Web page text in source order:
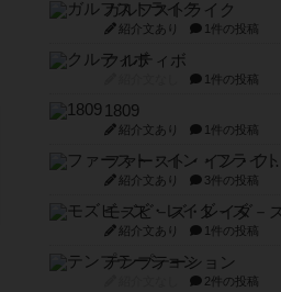
ガルフストライク
紹介文あり 1件の投稿
クルティボ
1件の投稿
1809
紹介文あり 1件の投稿
ファースト・
紹介文あり 3件の投稿
モズビ－ズ・レイダ－
紹介文あり 1件の投稿
テンプテーション
2件の投稿